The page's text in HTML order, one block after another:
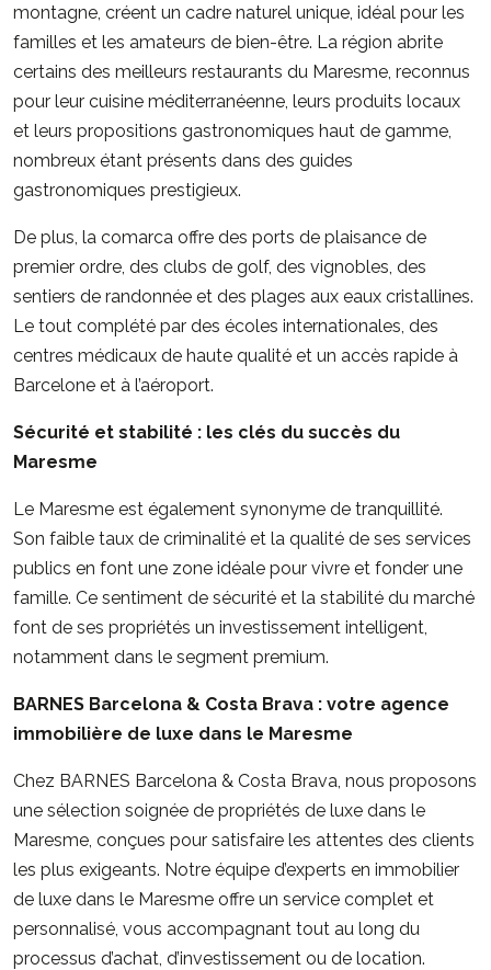
montagne, créent un cadre naturel unique, idéal pour les
familles et les amateurs de bien-être. La région abrite
certains des meilleurs restaurants du Maresme, reconnus
pour leur cuisine méditerranéenne, leurs produits locaux
et leurs propositions gastronomiques haut de gamme,
nombreux étant présents dans des guides
gastronomiques prestigieux.
De plus, la comarca offre des ports de plaisance de
premier ordre, des clubs de golf, des vignobles, des
sentiers de randonnée et des plages aux eaux cristallines.
Le tout complété par des écoles internationales, des
centres médicaux de haute qualité et un accès rapide à
Barcelone et à l’aéroport.
Sécurité et stabilité : les clés du succès du
Maresme
Le Maresme est également synonyme de tranquillité.
Son faible taux de criminalité et la qualité de ses services
publics en font une zone idéale pour vivre et fonder une
famille. Ce sentiment de sécurité et la stabilité du marché
font de ses propriétés un investissement intelligent,
notamment dans le segment premium.
BARNES Barcelona & Costa Brava : votre agence
immobilière de luxe dans le Maresme
Chez BARNES Barcelona & Costa Brava , nous proposons
une sélection soignée de propriétés de luxe dans le
Maresme, conçues pour satisfaire les attentes des clients
les plus exigeants. Notre équipe d’experts en immobilier
de luxe dans le Maresme offre un service complet et
personnalisé, vous accompagnant tout au long du
processus d’achat, d’investissement ou de location.